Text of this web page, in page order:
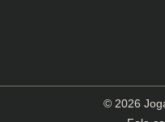
© 2026